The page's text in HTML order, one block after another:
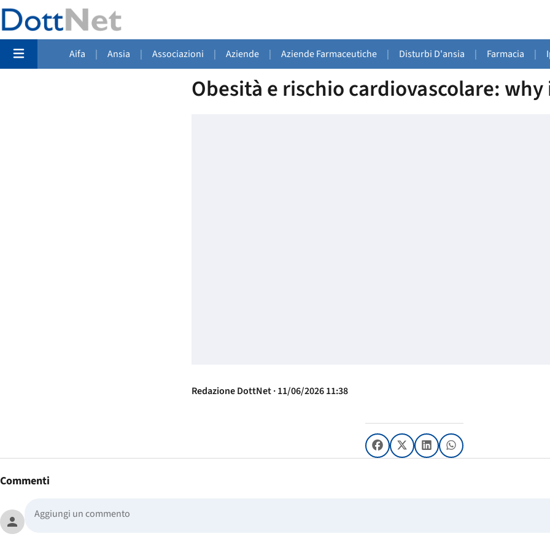
Aifa | Ansia | Associazioni | Aziende | Aziende Farmaceutiche | Disturbi D'ansia | Farmacia |
Obesità e rischio cardiovascolare:
Redazione DottNet · 11/06/2026 11:38
Commenti
person